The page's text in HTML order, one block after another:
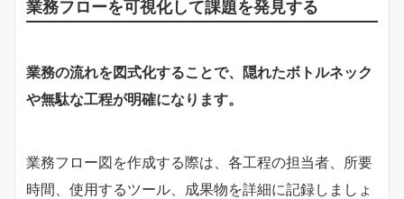
業務フローを可視化して課題を発見する
業務の流れを図式化することで、隠れたボトルネック
や無駄な工程が明確になります。
業務フロー図を作成する際は、各工程の担当者、所要
時間、使用するツール、成果物を詳細に記録しましょ